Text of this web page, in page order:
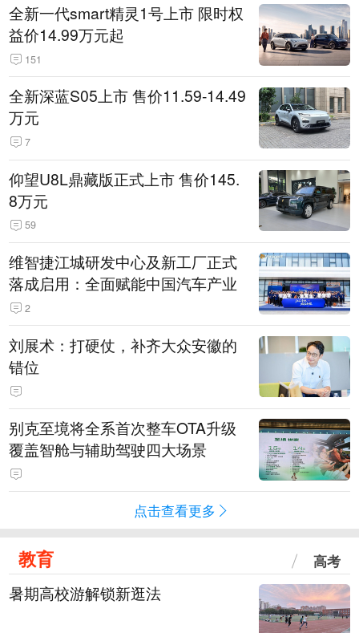
全新一代smart精灵1号上市 限时权
益价14.99万元起
151
全新深蓝S05上市 售价11.59-14.49
万元
7
仰望U8L鼎藏版正式上市 售价145.
8万元
59
维智捷江城研发中心及新工厂正式
落成启用：全面赋能中国汽车产业
2
刘展术：打硬仗，补齐大众安徽的
错位
别克至境将全系首次整车OTA升级
覆盖智舱与辅助驾驶四大场景
点击查看更多
教育 高考
暑期高校游解锁新逛法